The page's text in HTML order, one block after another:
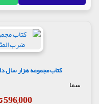
کتاب مجموعه هزار سال داستان 2: ضرب المثل ها و
سما
596,000 تومان